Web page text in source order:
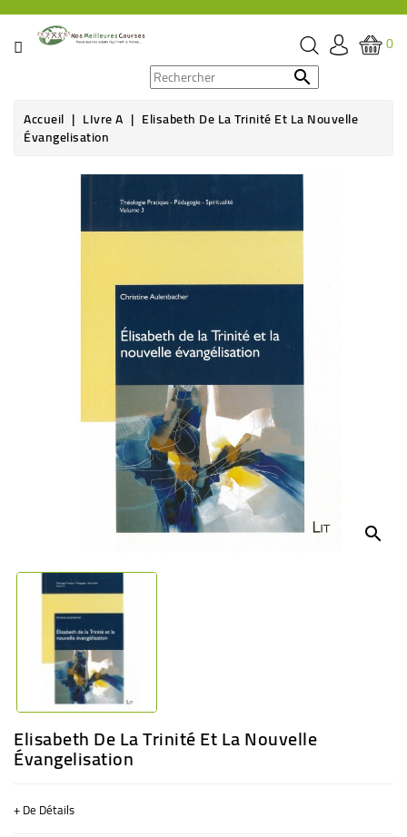
CATÉGORIE
ÉPICERIE
0

Accueil LIvre A Elisabeth De La Trinité Et La Nouvelle
Évangelisation
search
Elisabeth De La Trinité Et La Nouvelle
Évangelisation
+ De Détails